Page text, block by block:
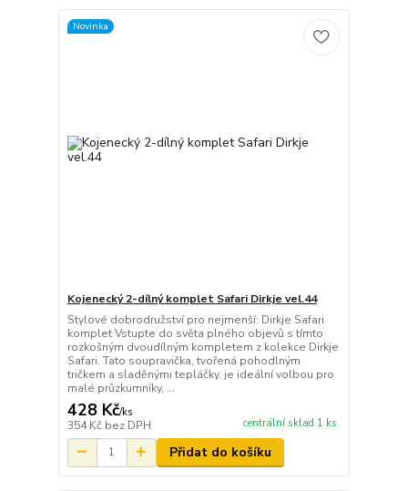
Novinka
Kojenecký 2-dílný komplet Safari Dirkje vel.44
Stylové dobrodružství pro nejmenší: Dirkje Safari
komplet Vstupte do světa plného objevů s tímto
rozkošným dvoudílným kompletem z kolekce Dirkje
Safari. Tato soupravička, tvořená pohodlným
tričkem a sladěnými tepláčky, je ideální volbou pro
malé průzkumníky, ...
428 Kč/ks
354 Kč bez DPH centrální sklad 1 ks
Přidat do košíku